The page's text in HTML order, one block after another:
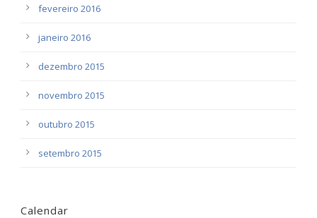
fevereiro 2016
janeiro 2016
dezembro 2015
novembro 2015
outubro 2015
setembro 2015
Calendar